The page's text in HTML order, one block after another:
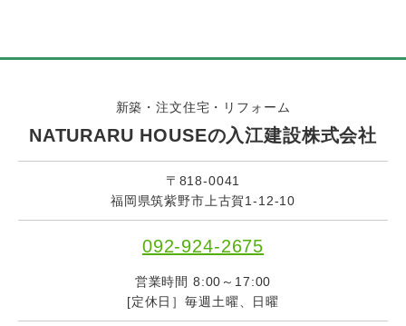
新築・注文住宅・リフォーム
NATURARU HOUSEの入江建設株式会社
〒818-0041
福岡県筑紫野市上古賀1-12-10
092-924-2675
営業時間 8:00～17:00
[定休日］毎週土曜、日曜